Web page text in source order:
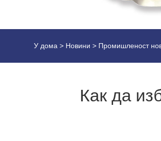
У дома > Новини > Промишленост
Как да